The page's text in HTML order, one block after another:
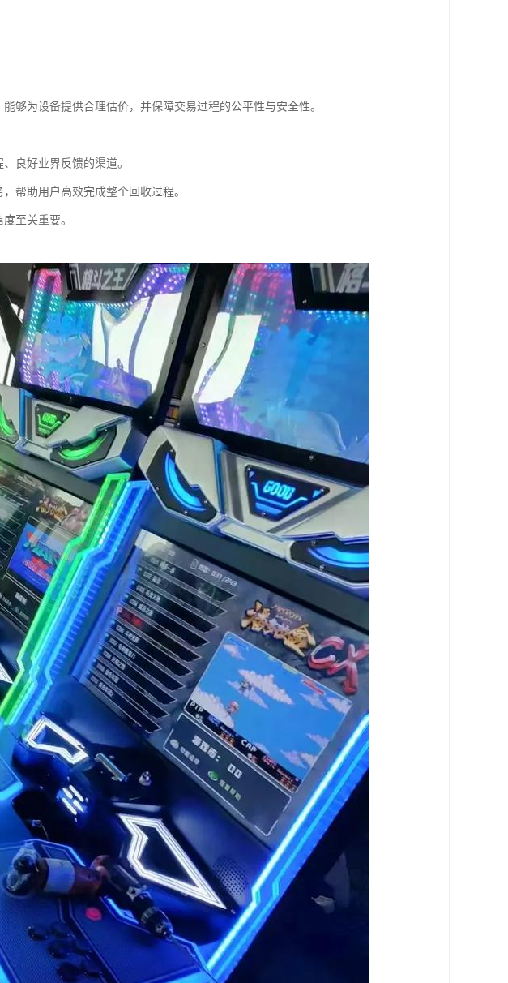
够为设备提供合理估价，并保障交易过程的公平性与安全性。
良好业界反馈的渠道。
帮助用户高效完成整个回收过程。
至关重要。